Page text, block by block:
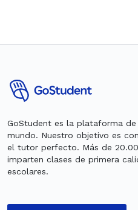
GoStudent es la plataforma
mundo. Nuestro objetivo es
el tutor perfecto. Más de
imparten clases de primera
escolares.